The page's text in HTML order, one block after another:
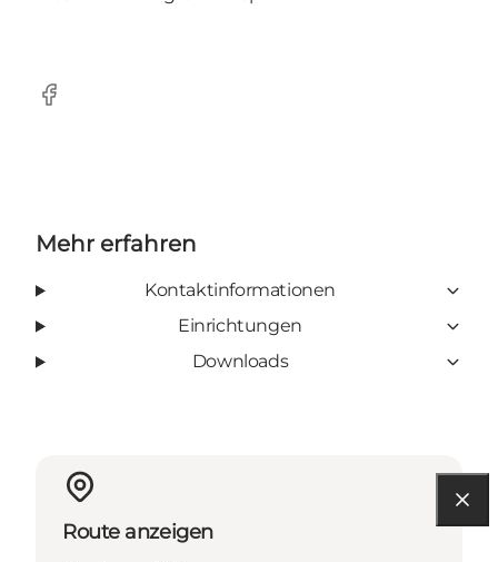
Facebook
Mehr erfahren
Kontaktinformationen
Einrichtungen
Downloads
Route anzeigen